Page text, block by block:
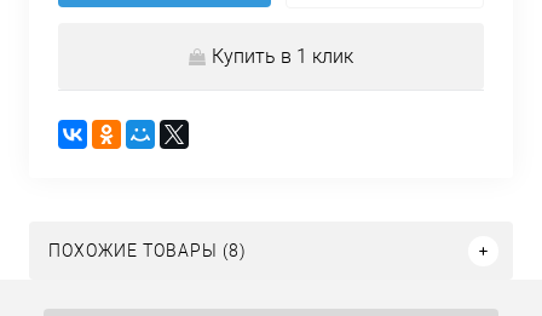
Купить в 1 клик
ПОХОЖИЕ ТОВАРЫ (8)